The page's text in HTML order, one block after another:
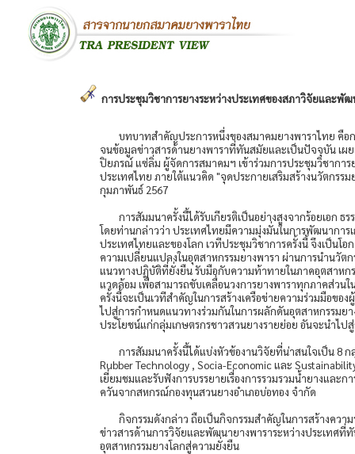
การประชุมวิชาการยางระหว่างประเทศของสภาวิจัยและพัฒ
บทบาทสำคัญประการหนึ่งของสมาคมยางพาราไทย คือก
จนข้อมูลข่าวสารด้านยางพาราที่ทันสมัยและเป็นปัจจุบัน เผ
ปิยภรณ์ แซ่ลิ่ม ผู้จัดการสมาคมฯ เข้าร่วมการประชุมวิชาการ
ประเทศไทย ภายใต้แนวคิด "จุดประกายเสริมสร้างนวัตกร
กุมภาพันธ์ 2567
การสัมมนาครั้งนี้ได้รับเกียรติเป็นอย่างสูงจากร้อยเอก
โดยท่านกล่าวว่า ประเทศไทยมีความมุ่งมั่นในการพัฒนากา
ประเทศไทยและของโลก เวทีประชุมวิชาการครั้งนี้ จึงเป็นโ
ความเปลี่ยนแปลงในอุตสาหกรรมยางพารา ผ่านการนำนวั
แนวทางปฏิบัติที่ยั่งยืน รับมือกับความท้าทายในภาคอุตสาหก
แวดล้อม เพื่อสามารถขับเคลื่อนวงการยางพาราทุกภาคส่ว
ครั้งนี้จะเป็นเวทีสำคัญในการสร้างเครือข่ายความร่วมมือขอ
ไปสู่การกำหนดแนวทางร่วมกันในการผลักดันอุตสาหกรรมย
ประโยชน์แก่กลุ่มเกษตรกรชาวสวนยางรายย่อย อันจะนำไ
การสัมมนาครั้งนี้ได้แบ่งหัวข้องานวิจัยที่น่าสนใจเป็น 8
Rubber Technology , Socia-Economic และ
เยี่ยมชมและรับฟังการบรรยายเรื่องการรวมรวมน้ำยางและ
ควันจากสหกรณ์กองทุนสวนยางอำเภอบ่อทอง จำกัด
กิจกรรมดังกล่าว ถือเป็นกิจกรรมสำคัญในการสร้างควา
ข่าวสารด้านการวิจัยและพัฒนายางพาราระหว่างประเทศ
อุตสาหกรรมยางโลกสู่ความยั่งยืน